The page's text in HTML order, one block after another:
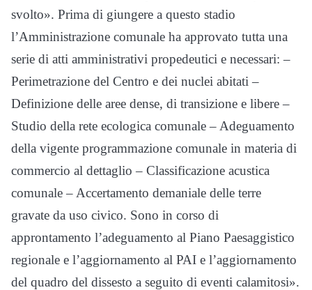
svolto». Prima di giungere a questo stadio
l’Amministrazione comunale ha approvato tutta una
serie di atti amministrativi propedeutici e necessari: –
Perimetrazione del Centro e dei nuclei abitati –
Definizione delle aree dense, di transizione e libere –
Studio della rete ecologica comunale – Adeguamento
della vigente programmazione comunale in materia di
commercio al dettaglio – Classificazione acustica
comunale – Accertamento demaniale delle terre
gravate da uso civico. Sono in corso di
approntamento l’adeguamento al Piano Paesaggistico
regionale e l’aggiornamento al PAI e l’aggiornamento
del quadro del dissesto a seguito di eventi calamitosi».